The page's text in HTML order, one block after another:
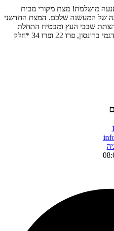
מצת מקורי מבית
של המעשנה שלכם. המצת החדשני
שבבי העץ ומבטיח התחלת
פרו 22 ופרו 34
*חלק